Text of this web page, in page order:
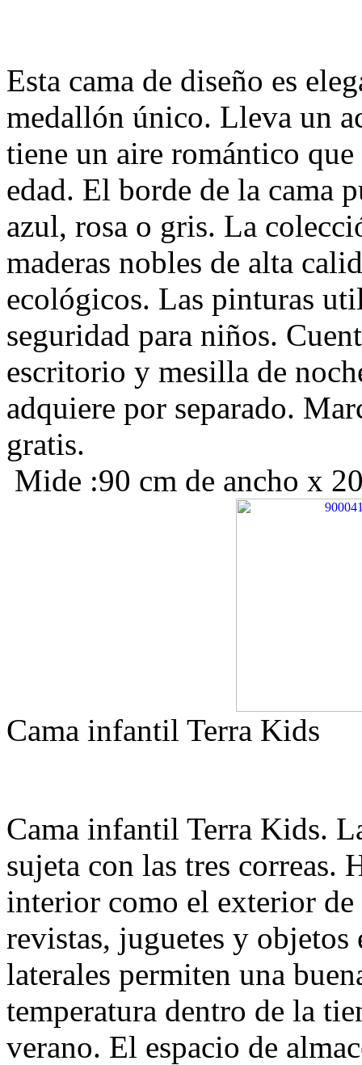
Esta cama de diseño es
medallón único. Lleva un
tiene un aire romántico
edad. El borde de la cama
azul, rosa o gris. La
maderas nobles de alta
ecológicos. Las pinturas
seguridad para niños.
escritorio y mesilla de
adquiere por separado.
gratis.
Mide :90 cm de ancho x
Cama infantil Terra Kids
Cama infantil Terra Kids.
sujeta con las tres correas.
interior como el exterior
revistas, juguetes y objetos
laterales permiten una
temperatura dentro de la
verano. El espacio de